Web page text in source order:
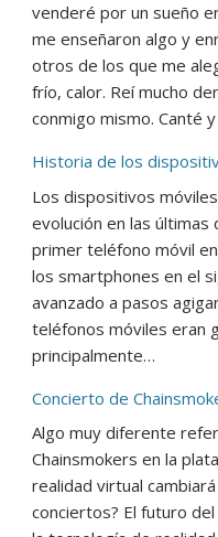
venderé por un sueño
me enseñaron algo y
otros de los que me
frío, calor. Reí mucho
conmigo mismo. Canté
Historia de los
Los dispositivos
evolución en las
primer teléfono móvil
los smartphones en el
avanzado a pasos
teléfonos móviles eran
principalmente…
Concierto de
Algo muy diferente
Chainsmokers en la
realidad virtual
conciertos? El futuro